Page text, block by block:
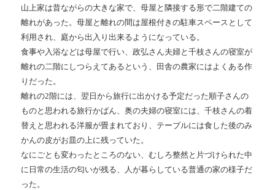
山上家は昔ながらの大きな家で、母屋と隣接する形で二階建ての
離れがあった。母屋と離れの間は屋根付きの駐車スペースとして
利用され、庭から出入り出来るようになっている。
食事や入浴などは母屋で行い、政弘さん夫婦と千枝さんの寝室が
離れの二階にしつらえてあるという、田舎の農家にはよくある作
りだった。
離れの2階には、翌日から旅行に出かける予定だった順子さんの
ものと思われる旅行かばん、奥の夫婦の寝室には、千枝さんの着
替えと思われる洋服が畳まれており、テーブルには食した後のみ
かんの皮がお皿の上に残っていた。
なにごとも変わったところのない、むしろ整然と片づけられた中
に日常の生活の匂いが残る、人が暮らしている普通の家の様子だ
った。